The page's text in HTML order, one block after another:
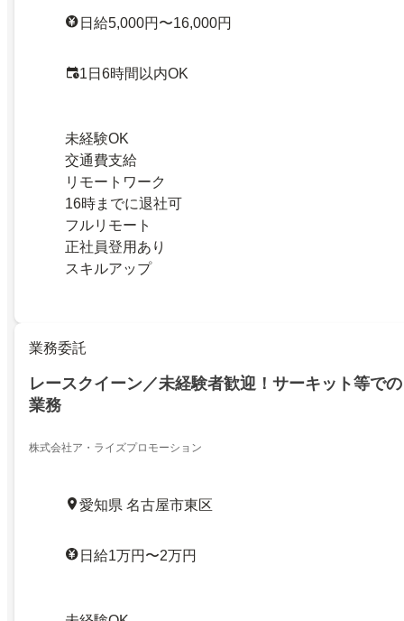
日給5,000円〜16,000円
1日6時間以内OK
未経験OK
交通費支給
リモートワーク
16時までに退社可
フルリモート
正社員登用あり
スキルアップ
業務委託
レースクイーン／未経験者歓迎！サーキット等で
業務
株式会社ア・ライズプロモーション
愛知県 名古屋市東区
日給1万円〜2万円